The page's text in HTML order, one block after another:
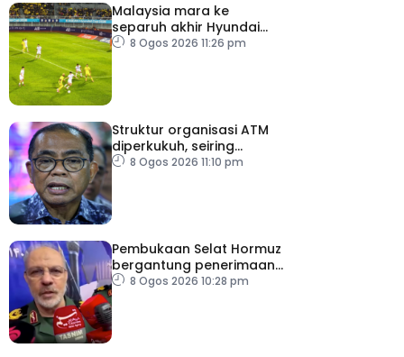
Malaysia mara ke
separuh akhir Hyundai
ASEAN Cup
8 Ogos 2026 11:26 pm
Struktur organisasi ATM
diperkukuh, seiring
pemodenan aset
8 Ogos 2026 11:10 pm
Pembukaan Selat Hormuz
bergantung penerimaan
AS – IRGC
8 Ogos 2026 10:28 pm